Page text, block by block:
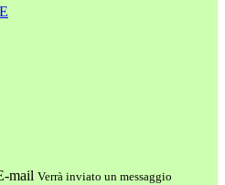
mail Verrà inviato un messaggio